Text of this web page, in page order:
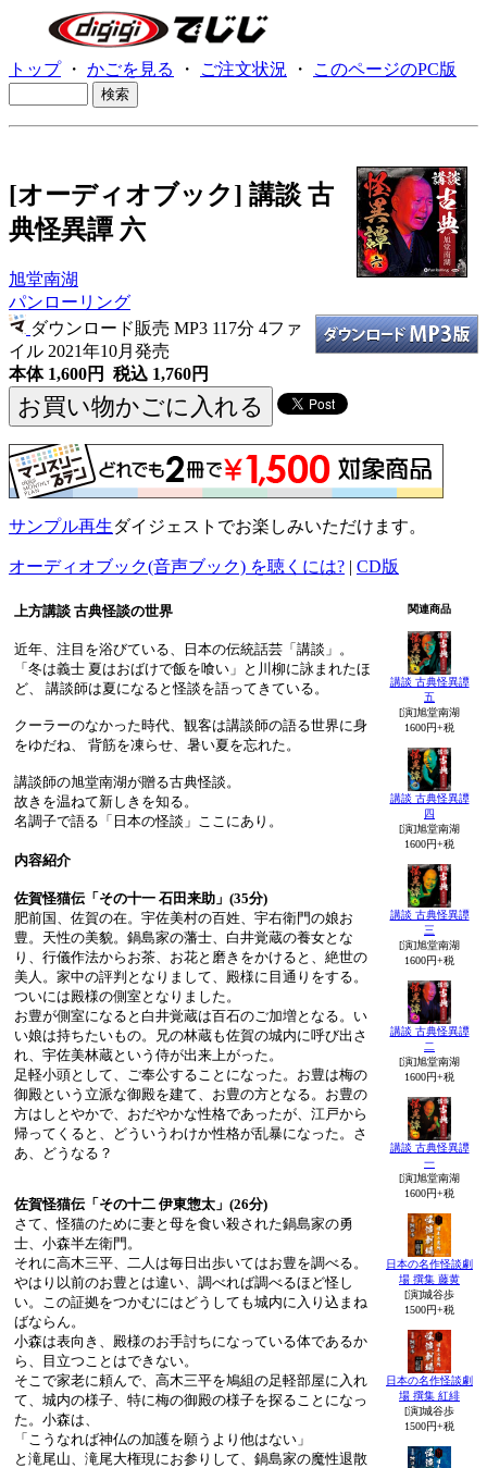
トップ・ かごを見る ・ ご注文状況 ・ このページのPC版
[オーディオブック] 講談 古
典怪異譚 六
旭堂南湖
パンローリング
ダウンロード販売 MP3 117分 4ファ
イル 2021年10月発売
本体 1,600円 税込 1,760円
サンプル再生ダイジェストでお楽しみいただけます。
オーディオブック(音声ブック) を聴くには? | CD版
上方講談 古典怪談の世界
近年、注目を浴びている、日本の伝統話芸「講談」。
「冬は義士 夏はおばけで飯を喰い」と川柳に詠まれたほ
ど、 講談師は夏になると怪談を語ってきている。
クーラーのなかった時代、観客は講談師の語る世界に身
をゆだね、 背筋を凍らせ、暑い夏を忘れた。
講談師の旭堂南湖が贈る古典怪談。
故きを温ねて新しきを知る。
名調子で語る「日本の怪談」ここにあり。
内容紹介
佐賀怪猫伝「その十一 石田来助」(35分)
肥前国、佐賀の在。宇佐美村の百姓、宇右衛門の娘お
豊。天性の美貌。鍋島家の藩士、白井覚蔵の養女とな
り、行儀作法からお茶、お花と磨きをかけると、絶世の
美人。家中の評判となりまして、殿様に目通りをする。
ついには殿様の側室となりました。
お豊が側室になると白井覚蔵は百石のご加増となる。い
い娘は持ちたいもの。兄の林蔵も佐賀の城内に呼び出さ
れ、宇佐美林蔵という侍が出来上がった。
足軽小頭として、ご奉公することになった。お豊は梅の
御殿という立派な御殿を建て、お豊の方となる。お豊の
方はしとやかで、おだやかな性格であったが、江戸から
帰ってくると、どういうわけか性格が乱暴になった。さ
あ、どうなる？
佐賀怪猫伝「その十二 伊東惣太」(26分)
さて、怪猫のために妻と母を食い殺された鍋島家の勇
士、小森半左衛門。
それに高木三平、二人は毎日出歩いてはお豊を調べる。
やはり以前のお豊とは違い、調べれば調べるほど怪し
い。この証拠をつかむにはどうしても城内に入り込まね
ばならん。
小森は表向き、殿様のお手討ちになっている体であるか
ら、目立つことはできない。
そこで家老に頼んで、高木三平を鳩組の足軽部屋に入れ
て、城内の様子、特に梅の御殿の様子を探ることになっ
た。小森は、
「こうなれば神仏の加護を願うより他はない」
と滝尾山、滝尾大権現にお参りして、鍋島家の魔性退散
関連商品
講談 古典怪異譚
五
[演]旭堂南湖
1600円+税
講談 古典怪異譚
四
[演]旭堂南湖
1600円+税
講談 古典怪異譚
三
[演]旭堂南湖
1600円+税
講談 古典怪異譚
二
[演]旭堂南湖
1600円+税
講談 古典怪異譚
一
[演]旭堂南湖
1600円+税
日本の名作怪談劇
場 撰集 藤黄
[演]城谷歩
1500円+税
日本の名作怪談劇
場 撰集 紅緋
[演]城谷歩
1500円+税